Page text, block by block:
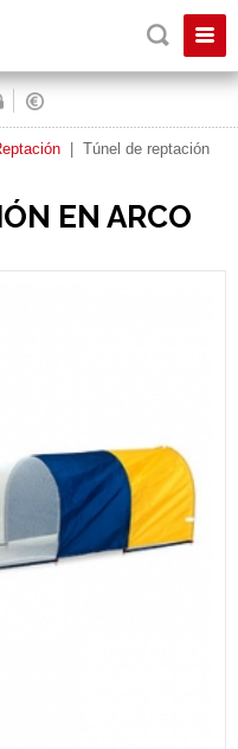
Túnel de reptación
EN ARCO